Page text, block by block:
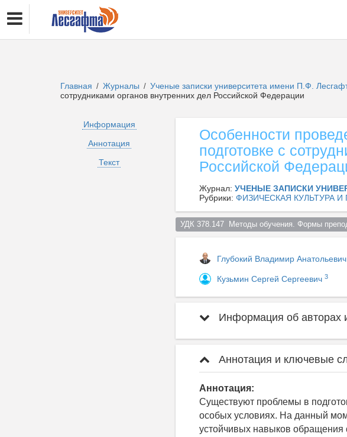
Главная / Журналы / Ученые записки университета имени П.Ф.
сотрудниками органов внутренних дел Российской Федерации
Информация
Аннотация
Текст
Особенности
подготовке с
Российской
Журнал: УЧЕНЫЕ ЗАПИСКИ
Рубрики: ФИЗИЧЕСКАЯ КУЛЬТУРА
УДК 378.147  Методы обучения. Формы
Глубокий Владимир Анатольевич
Кузьмин Сергей Сергеевич 3
Информация об авторах
Аннотация и ключевые
Аннотация:
Существуют проблемы в
особых условиях. На данный
устойчивых навыков обращения